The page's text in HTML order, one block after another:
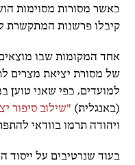
כאשר מסורות מסוימות
קיבלו פרשנות המתקשרת
אחד המקומות שבו
של מסורת יציאת מצרים
למועדים, כפי שאני טוען
(באנגלית) "שילוב סיפור
ויהודה תרמו בוודאי
בעוד שנרטיבים על